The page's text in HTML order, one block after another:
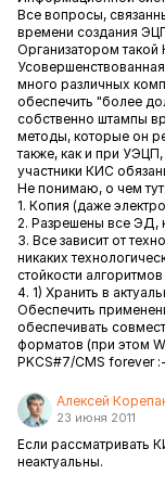
Все вопросы,
времени создания
Организатором
много различных
обеспечить "более
собственно штампы
методы, которые он
также, как и при
участники КИС
Не понимаю, о чем
1. Копия (даже
2. Разрешены все ЭД,
3. Все зависит от
никаких
стойкости
4. 1) Хранить в
Обеспечить
обеспечивать
форматов (при этом
PKCS#7/CMS forever
Алексей
23 июня 2011
Если рассматривать
неактуальны.